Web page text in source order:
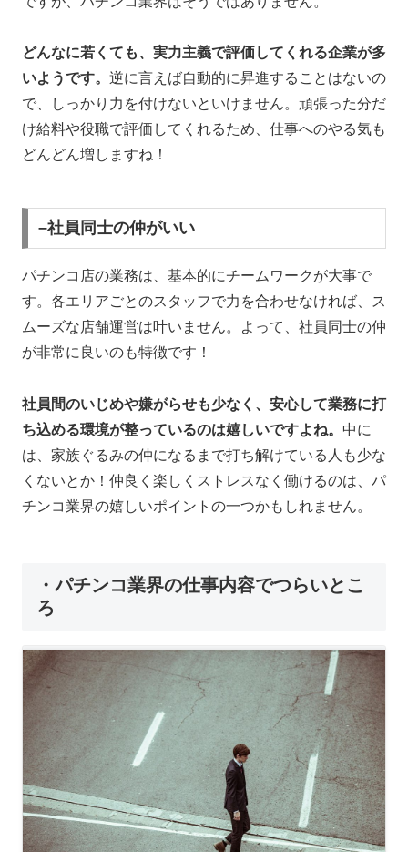
どんなに若くても、実力主義で評価してくれる企業が多
いようです。 逆に言えば自動的に昇進することはないの
で、しっかり力を付けないといけません。頑張った分だ
け給料や役職で評価してくれるため、仕事へのやる気も
どんどん増しますね！
–社員同士の仲がいい
パチンコ店の業務は、基本的にチームワークが大事で
す。各エリアごとのスタッフで力を合わせなければ、ス
ムーズな店舗運営は叶いません。よって、社員同士の仲
が非常に良いのも特徴です！
社員間のいじめや嫌がらせも少なく、安心して業務に打
ち込める環境が整っているのは嬉しいですよね。 中に
は、家族ぐるみの仲になるまで打ち解けている人も少な
くないとか！仲良く楽しくストレスなく働けるのは、パ
チンコ業界の嬉しいポイントの一つかもしれません。
・パチンコ業界の仕事内容でつらいとこ
ろ